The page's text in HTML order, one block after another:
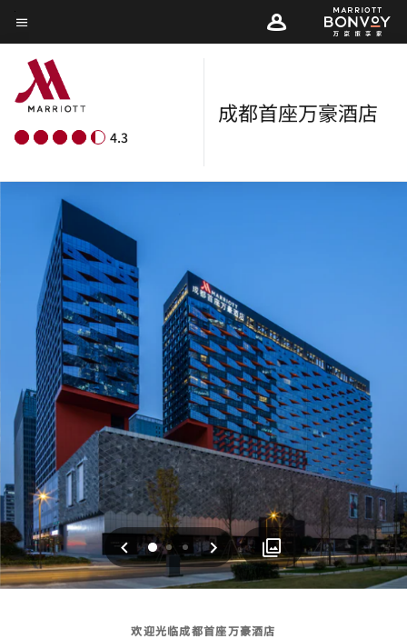
Skip
to
main
content
菜单文本
4.3
成都首座万豪酒店
上一页
01 2 下一页
欢迎光临成都首座万豪酒店